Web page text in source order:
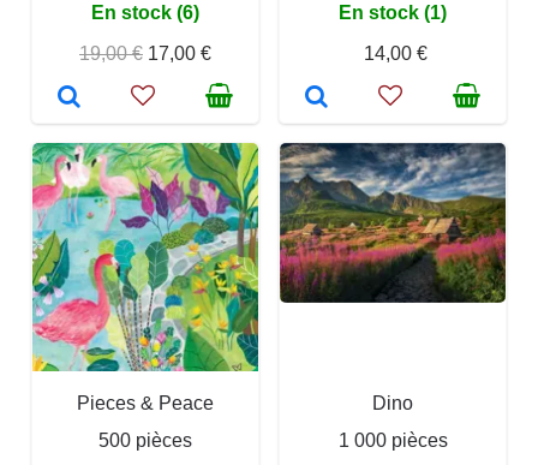
En stock (6)
19,00 € 17,00 €
En stock (1)
14,00 €
Pieces & Peace
500 pièces
Dino
1 000 pièces